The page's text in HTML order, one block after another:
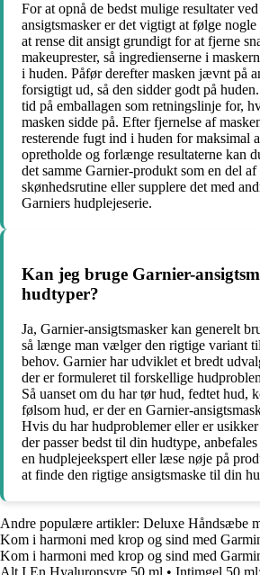
For at opnå de bedst mulige resultater
ansigtsmasker er det vigtigt at følge
at rense dit ansigt grundigt for at fjerne
makeuprester, så ingredienserne i
i huden. Påfør derefter masken jævnt på
forsigtigt ud, så den sidder godt på
tid på emballagen som retningslinje for,
masken sidde på. Efter fjernelse af
resterende fugt ind i huden for maksimal
opretholde og forlænge resultaterne kan
det samme Garnier-produkt som en del
skønhedsrutine eller supplere det med
Garniers hudplejeserie.
Kan jeg bruge Garnier-
hudtyper?
Ja, Garnier-ansigtsmasker kan generelt
så længe man vælger den rigtige variant
behov. Garnier har udviklet et bredt
der er formuleret til forskellige
Så uanset om du har tør hud, fedtet hud,
følsom hud, er der en Garnier-
Hvis du har hudproblemer eller er
der passer bedst til din hudtype,
en hudplejeekspert eller læse nøje på
at finde den rigtige ansigtsmaske til din
Andre populære artikler: Deluxe Håndsæbe
Kom i harmoni med krop og sind med
Kom i harmoni med krop og sind med
Alt I En Hyaluronsyre 50 ml • Intimgel 50